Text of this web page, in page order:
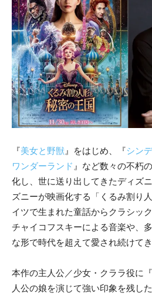
『美女と野獣 』をはじめ、『シン
ワンダーランド 』など数々の不朽
化し、世に送り出してきたディズ
ズニーが映画化する「くるみ割り
イツで生まれた童話からクラシッ
チャイコフスキーによる音楽や、
な形で時代を超えて愛され続けて
本作の主人公／少女・クララ役に『
人公の娘を演じて強い印象を残し